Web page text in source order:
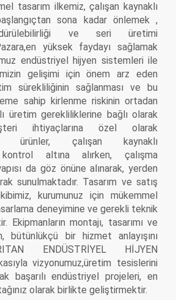
tasarım ilkemiz, çalışan kaynaklı
sona kadar önlemek ,
ve seri üretimi
yüksek faydayı sağlamak
endüstriyel hijyen sistemleri ile
gelişimi için önem arz eden
sürekliliğinin sağlanması ve bu
sahip kirlenme riskinin ortadan
üretim gerekliliklerine bağlı olarak
ihtiyaçlarına özel olarak
ürünler, çalışan kaynaklı
kontrol altına alırken, çalışma
da göz önüne alınarak, yerden
sunulmaktadır. Tasarım ve satış
kurumunuz için mükemmel
deneyimine ve gerekli teknik
Ekipmanların montajı, tasarımı ve
bütünlükçü bir hizmet anlayışını
ENDÜSTRİYEL HİJYEN
vizyonumuz,üretim tesislerini
başarılı endüstriyel projeleri, en
olarak birlikte geliştirmektir.